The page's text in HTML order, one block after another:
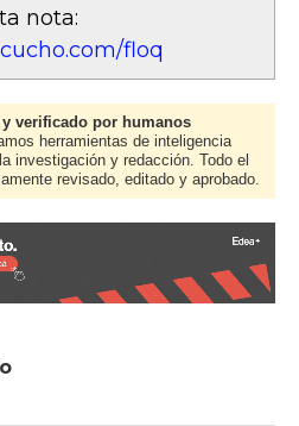
nota:
floq
verificado por humanos
herramientas de inteligencia
investigación y redacción. Todo el
revisado, editado y aprobado.